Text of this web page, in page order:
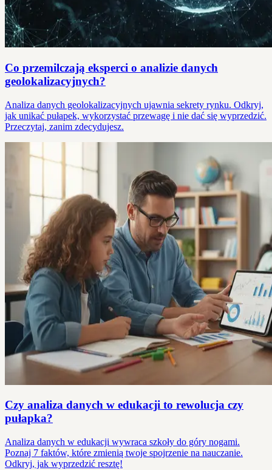
Co przemilczają eksperci o analizie danych
geolokalizacyjnych?
Analiza danych geolokalizacyjnych ujawnia sekrety rynku. Odkryj,
jak unikać pułapek, wykorzystać przewagę i nie dać się wyprzedzić.
Przeczytaj, zanim zdecydujesz.
Czy analiza danych w edukacji to rewolucja czy
pułapka?
Analiza danych w edukacji wywraca szkoły do góry nogami.
Poznaj 7 faktów, które zmienią twoje spojrzenie na nauczanie.
Odkryj, jak wyprzedzić resztę!